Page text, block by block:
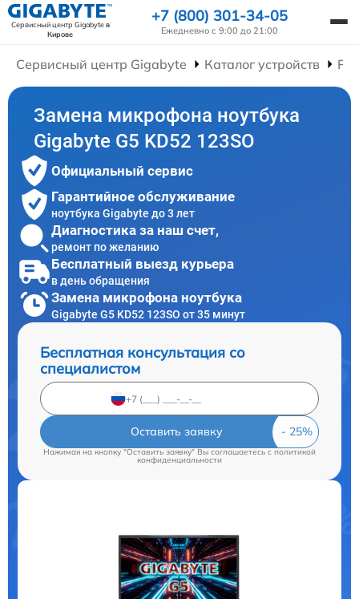
Сервисный центр Gigabyteв
Кирове
+7 (800) 301-34-05
Ежедневно с 9:00 до 21:00
Сервисный центр Gigabyte Каталог устройств
Замена микрофона ноутбука
Gigabyte G5 KD52 123SO
Официальный сервис
Гарантийное обслуживание
ноутбука Gigabyte до 3 лет
Диагностика за наш счет,
ремонт по желанию
Бесплатный выезд курьера
в день обращения
Замена микрофона ноутбука
Gigabyte G5 KD52 123SO от 35 минут
Бесплатная консультация со
специалистом
Оставить заявку
Нажимая на кнопку "Оставить заявку" Вы соглашаетесь c политикой
конфиденциальности